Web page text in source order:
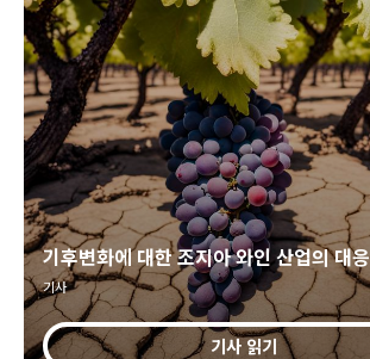
기후변화에 대한 조지아 와인 산업의 대응
기사
기사 읽기